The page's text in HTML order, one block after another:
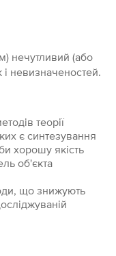
нечутливий (або
невизначеностей.
теорії
є синтезування
хорошу якість
об'єкта
що знижують